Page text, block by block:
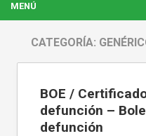
MENÚ
CATEGORÍA:
BOE /
defunción –
defunción